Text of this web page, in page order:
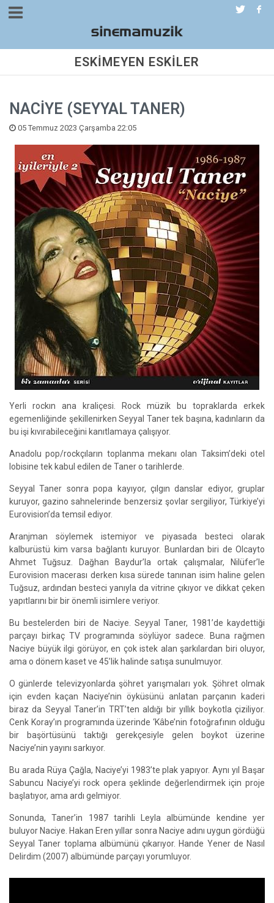
ESKİMEYEN ESKİLER
NACİYE (SEYYAL TANER)
05 Temmuz 2023 Çarşamba 22:05
Yerli rockın ana kraliçesi. Rock müzik bu topraklarda erkek
egemenliğinde şekillenirken Seyyal Taner tek başına, kadınların da
bu işi kıvırabileceğini kanıtlamaya çalışıyor.
Anadolu pop/rockçıların toplanma mekanı olan Taksim’deki otel
lobisine tek kabul edilen de Taner o tarihlerde.
Seyyal Taner sonra popa kayıyor, çılgın danslar ediyor, gruplar
kuruyor, gazino sahnelerinde benzersiz şovlar sergiliyor, Türkiye’yi
Eurovision’da temsil ediyor.
Aranjman söylemek istemiyor ve piyasada besteci olarak
kalburüstü kim varsa bağlantı kuruyor. Bunlardan biri de Olcayto
Ahmet Tuğsuz. Dağhan Baydur’la ortak çalışmalar, Nilüfer’le
Eurovision macerası derken kısa sürede tanınan isim haline gelen
Tuğsuz, ardından besteci yanıyla da vitrine çıkıyor ve dikkat çeken
yapıtlarını bir bir önemli isimlere veriyor.
Bu bestelerden biri de Naciye. Seyyal Taner, 1981’de kaydettiği
parçayı birkaç TV programında söylüyor sadece. Buna rağmen
Naciye büyük ilgi görüyor, en çok istek alan şarkılardan biri oluyor,
ama o dönem kaset ve 45’lik halinde satışa sunulmuyor.
O günlerde televizyonlarda şöhret yarışmaları yok. Şöhret olmak
için evden kaçan Naciye’nin öyküsünü anlatan parçanın kaderi
biraz da Seyyal Taner’in TRT’ten aldığı bir yıllık boykotla çiziliyor.
Cenk Koray’ın programında üzerinde ‘Kâbe’nin fotoğrafının olduğu
bir başörtüsünü taktığı gerekçesiyle gelen boykot üzerine
Naciye’nin yayını sarkıyor.
Bu arada Rüya Çağla, Naciye’yi 1983’te plak yapıyor. Aynı yıl Başar
Sabuncu Naciye’yi rock opera şeklinde değerlendirmek için proje
başlatıyor, ama ardı gelmiyor.
Sonunda, Taner’in 1987 tarihli Leyla albümünde kendine yer
buluyor Naciye. Hakan Eren yıllar sonra Naciye adını uygun gördüğü
Seyyal Taner toplama albümünü çıkarıyor. Hande Yener de Nasıl
Delirdim (2007) albümünde parçayı yorumluyor.